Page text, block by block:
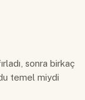
sonra birkaç
temel miydi